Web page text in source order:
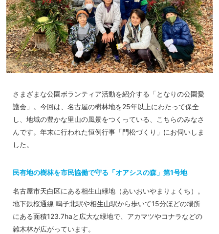
さまざまな公園ボランティア活動を紹介する「となりの公園愛
護会」。今回は、名古屋の樹林地を25年以上にわたって保全
し、地域の豊かな里山の風景をつくっている、こちらのみなさ
んです。年末に行われた恒例行事「門松づくり」にお伺いしま
した。
民有地の樹林を市民協働で守る「オアシスの森」第1号地
名古屋市天白区にある相生山緑地（あいおいやまりょくち）。
地下鉄桜通線 鳴子北駅や相生山駅から歩いて15分ほどの場所
にある面積123.7haと広大な緑地で、アカマツやコナラなどの
雑木林が広がっています。